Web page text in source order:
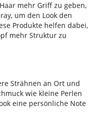
mehr Griff zu geben,
um den Look den
Produkte helfen dabei,
mehr Struktur zu
Strähnen an Ort und
wie kleine Perlen
eine persönliche Note